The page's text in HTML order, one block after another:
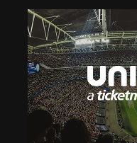
Setzt
Auf
Die
Von